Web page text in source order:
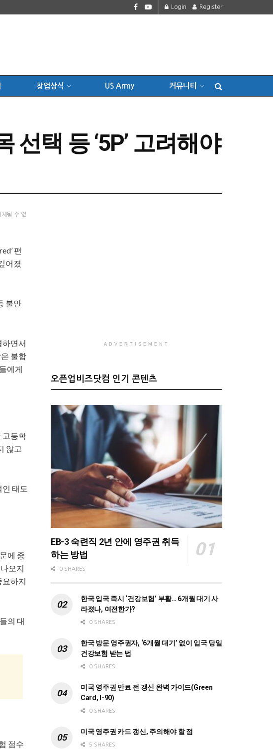
Login Register
창업상식 US Army 커뮤니티
택 등 ‘5P’ 고려해야
될 수 없
편
어졌
불안
하면서
불합
에게
고등학
않고
태도
에 중
오지
요하지
의 대
점수
ADVERTISEMENT
오픈업비즈닷컴 인기 콘텐츠
EB-3 숙련직 2년 안에 영주권 취득
하는 방법
0 SHARES
한국 입국 즉시 ‘건강보험’ 부활… 6개월 대기 사
라졌나, 여전한가?
0 SHARES
한국 방문 영주권자, ‘6개월 대기’ 없이 입국 당일
건강보험 받는 법
0 SHARES
미국 영주권 만료 전 갱신 완벽 가이드(Green
Card, I-90)
0 SHARES
미국 영주권 카드 갱신, 주의해야 할 점
5 SHARES